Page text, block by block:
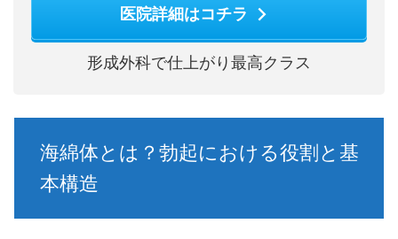
医院詳細はコチラ
形成外科で仕上がり最高クラス
海綿体とは？勃起における役割と基
本構造